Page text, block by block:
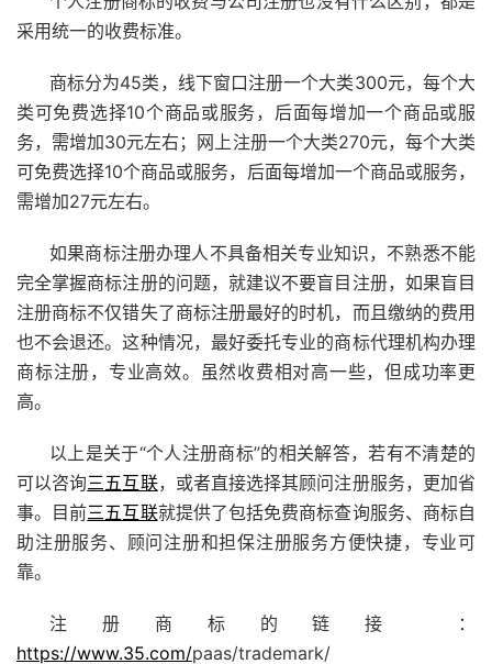
采用统一的收费标准。
商标分为45类，线下窗口注册一个大类300元，每个大
类可免费选择10个商品或服务，后面每增加一个商品或服
务，需增加30元左右；网上注册一个大类270元，每个大类
可免费选择10个商品或服务，后面每增加一个商品或服务，
需增加27元左右。
如果商标注册办理人不具备相关专业知识，不熟悉不能
完全掌握商标注册的问题，就建议不要盲目注册，如果盲目
注册商标不仅错失了商标注册最好的时机，而且缴纳的费用
也不会退还。这种情况，最好委托专业的商标代理机构办理
商标注册，专业高效。虽然收费相对高一些，但成功率更
高。
以上是关于“个人注册商标”的相关解答，若有不清楚的
可以咨询三五互联，或者直接选择其顾问注册服务，更加省
事。目前三五互联就提供了包括免费商标查询服务、商标自
助注册服务、顾问注册和担保注册服务方便快捷，专业可
靠。
注册商标的链接 ：
https://www.35.com/paas/trademark/